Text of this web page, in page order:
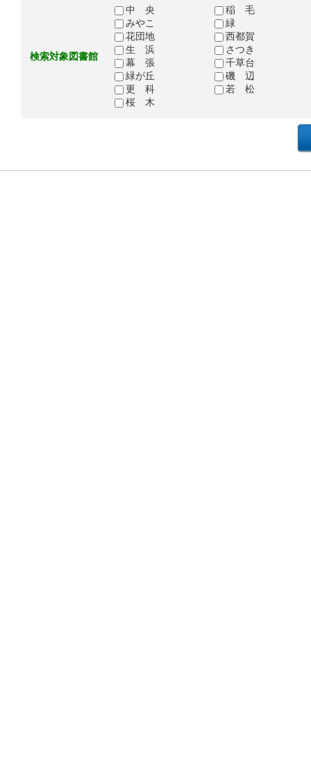
検索対象図書館
中 央
稲 毛
みやこ
緑
花団地
西都賀
生 浜
さつき
幕 張
千草台
緑が丘
磯 辺
更 科
若 松
桜 木